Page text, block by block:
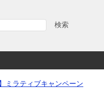
検索
ミラティブキャンペーン